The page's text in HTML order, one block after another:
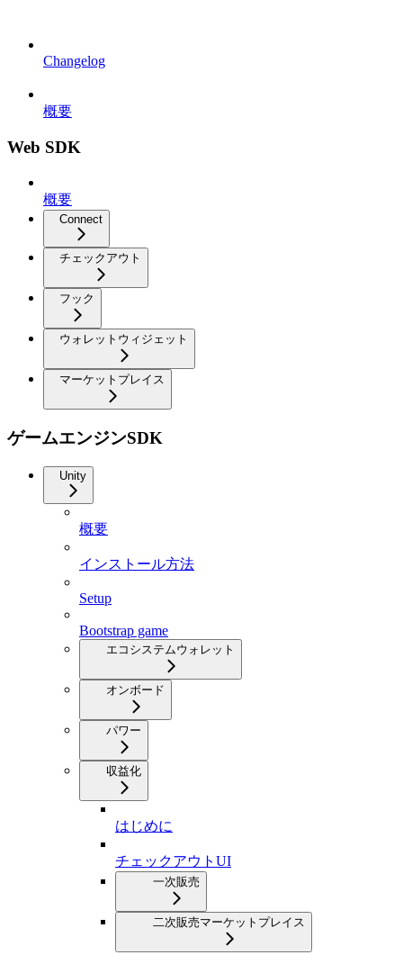
Changelog
概要
Web SDK
概要
Connect
チェックアウト
フック
ウォレットウィジェット
マーケットプレイス
ゲームエンジンSDK
Unity
概要
インストール方法
Setup
Bootstrap game
エコシステムウォレット
オンボード
パワー
収益化
はじめに
チェックアウトUI
一次販売
二次販売マーケットプレイス